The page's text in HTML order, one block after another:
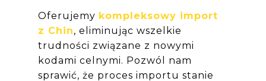
Oferujemy kompleksowy import
z Chin, eliminując wszelkie
trudności związane z nowymi
kodami celnymi. Pozwól nam
sprawić, że proces importu stanie